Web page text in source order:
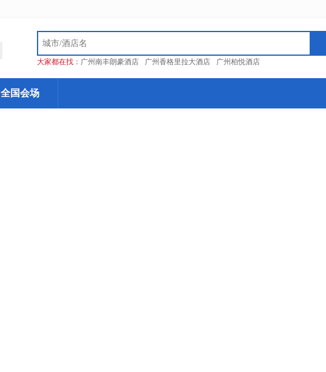
大家都在找： 广州南丰朗豪酒店 广州香格里拉大酒店 广州柏悦酒店
全国会场